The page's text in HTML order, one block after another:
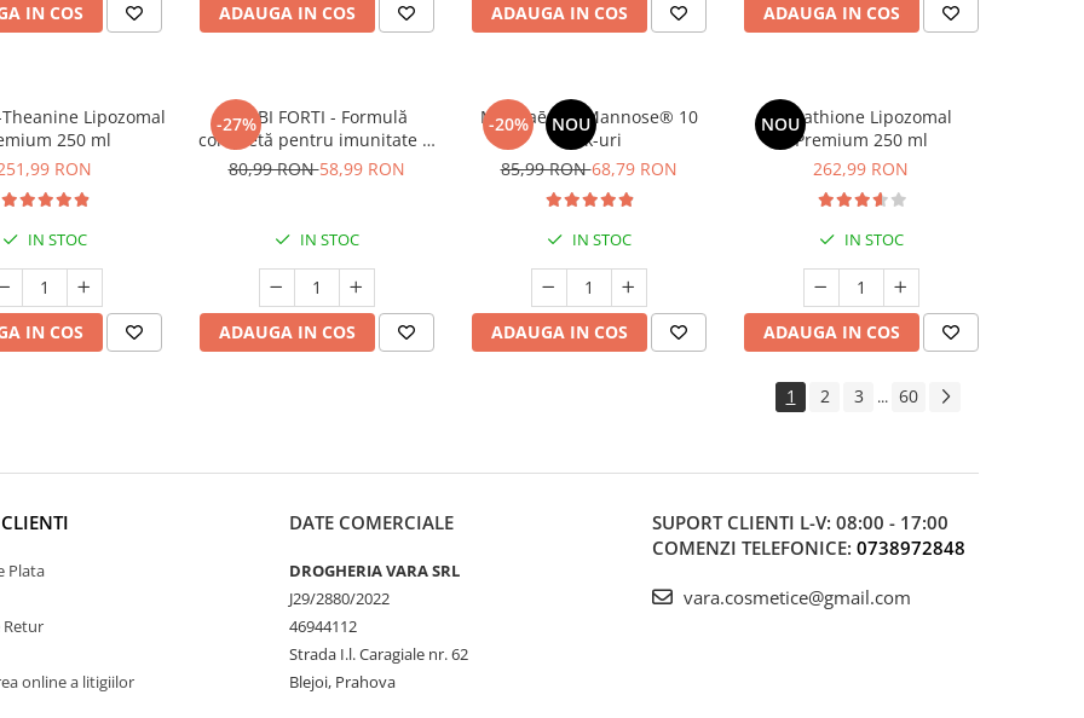
IN COS ADAUGA IN COS ADAUGA IN COS ADAUGA IN COS
Theanine Lipozomal
250 ml
RON
IN STOC
IN COS
-27%
BIMBI FORTI - Formulă
completă pentru imunitate și
respirator copii > 3 ani
80,99 RON58,99 RON
IN STOC
ADAUGA IN COS
-20% NOU
Manhaē Cys Mannose® 10
stick-uri
85,99 RON68,79 RON
IN STOC
ADAUGA IN COS
NOU
Glutathione Lipozomal
Premium 250 ml
262,99 RON
IN STOC
ADAUGA IN COS
1 2 3 ... 60
Plata
Retur
online a litigiilor
DATE COMERCIALE
DROGHERIA VARA SRL
J29/2880/2022
46944112
Strada I.l. Caragiale nr. 62
Blejoi, Prahova
SUPORT CLIENTI L-V: 08:00 - 17:00
COMENZI TELEFONICE: 0738972848
vara.cosmetice@gmail.com